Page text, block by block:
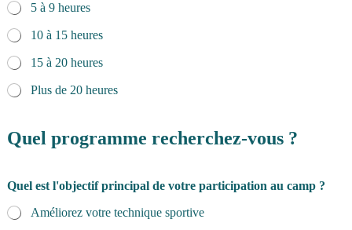
5 à 9 heures
10 à 15 heures
15 à 20 heures
Plus de 20 heures
Quel programme recherchez-vous ?
Quel est l'objectif principal de votre participation au camp ?
Améliorez votre technique sportive